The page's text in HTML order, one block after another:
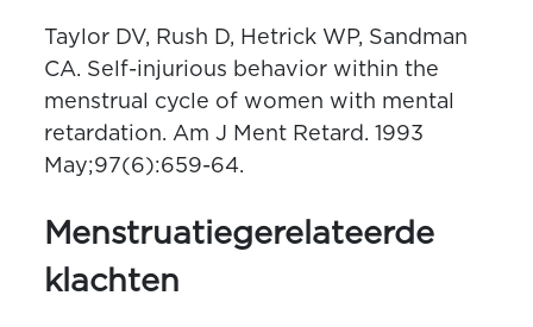
Taylor DV, Rush D, Hetrick WP, Sandman
CA. Self-injurious behavior within the
menstrual cycle of women with mental
retardation. Am J Ment Retard. 1993
May;97(6):659-64.
Menstruatiegerelateerde
klachten